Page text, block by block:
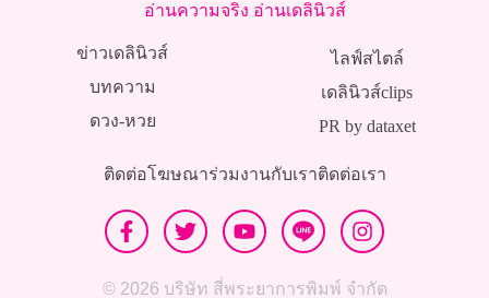
อ่านความจริง อ่านเดลินิวส์
ข่าวเดลินิวส์
บทความ
ดวง-หวย
ไลฟ์สไตล์
เดลินิวส์clips
PR by dataxet
ติดต่อโฆษณาร่วมงานกับเราติดต่อเรา
© 2026 บริษัท สี่พระยาการพิมพ์ จำกัด